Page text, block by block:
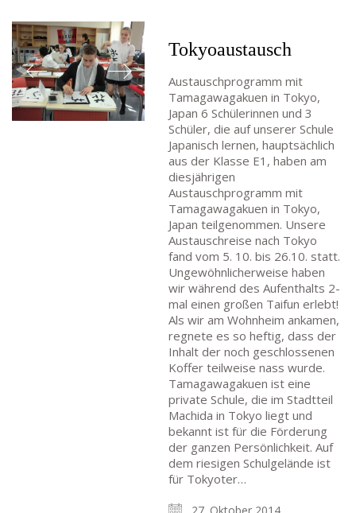
Tokyoaustausch
Austauschprogramm mit
Tamagawagakuen in Tokyo,
Japan 6 Schülerinnen und 3
Schüler, die auf unserer Schule
Japanisch lernen, hauptsächlich
aus der Klasse E1, haben am
diesjährigen
Austauschprogramm mit
Tamagawagakuen in Tokyo,
Japan teilgenommen. Unsere
Austauschreise nach Tokyo
fand vom 5. 10. bis 26.10. statt.
Ungewöhnlicherweise haben
wir während des Aufenthalts 2-
mal einen großen Taifun erlebt!
Als wir am Wohnheim ankamen,
regnete es so heftig, dass der
Inhalt der noch geschlossenen
Koffer teilweise nass wurde.
Tamagawagakuen ist eine
private Schule, die im Stadtteil
Machida in Tokyo liegt und
bekannt ist für die Förderung
der ganzen Persönlichkeit. Auf
dem riesigen Schulgelände ist
für Tokyoter…